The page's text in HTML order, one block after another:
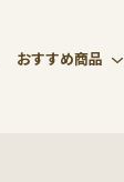
おすすめ商品